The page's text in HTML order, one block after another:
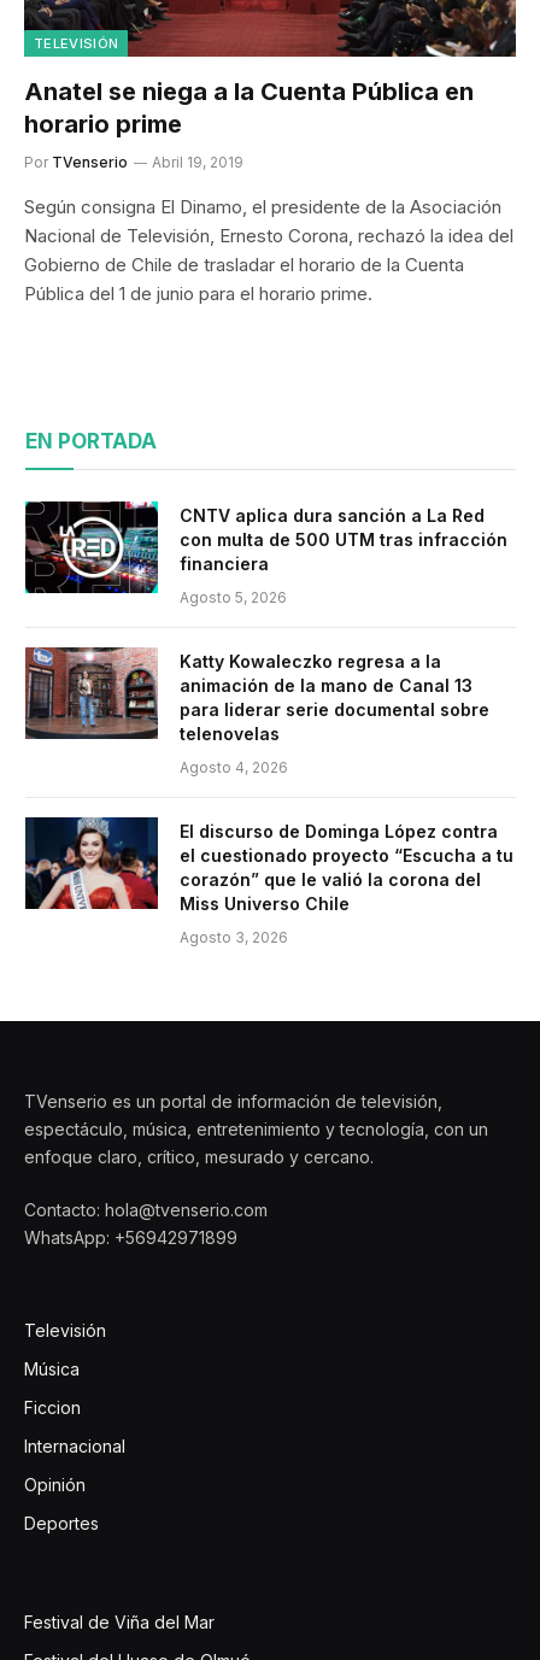
TELEVISIÓN
Anatel se niega a la Cuenta Pública en
horario prime
Por TVenserio Abril 19, 2019
Según consigna El Dinamo, el presidente de la Asociación
Nacional de Televisión, Ernesto Corona, rechazó la idea del
Gobierno de Chile de trasladar el horario de la Cuenta
Pública del 1 de junio para el horario prime.
EN PORTADA
CNTV aplica dura sanción a La Red
con multa de 500 UTM tras infracción
financiera
Agosto 5, 2026
Katty Kowaleczko regresa a la
animación de la mano de Canal 13
para liderar serie documental sobre
telenovelas
Agosto 4, 2026
El discurso de Dominga López contra
el cuestionado proyecto “Escucha a tu
corazón” que le valió la corona del
Miss Universo Chile
Agosto 3, 2026
TVenserio es un portal de información de televisión,
espectáculo, música, entretenimiento y tecnología, con un
enfoque claro, crítico, mesurado y cercano.
Contacto: hola@tvenserio.com
WhatsApp: +56942971899
Televisión
Música
Ficcion
Internacional
Opinión
Deportes
Festival de Viña del Mar